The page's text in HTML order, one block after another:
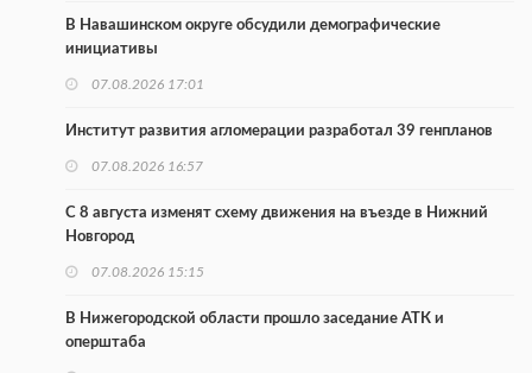
В Навашинском округе обсудили демографические
инициативы
07.08.2026 17:01
Институт развития агломерации разработал 39 генпланов
07.08.2026 16:57
С 8 августа изменят схему движения на въезде в Нижний
Новгород
07.08.2026 15:15
В Нижегородской области прошло заседание АТК и
оперштаба